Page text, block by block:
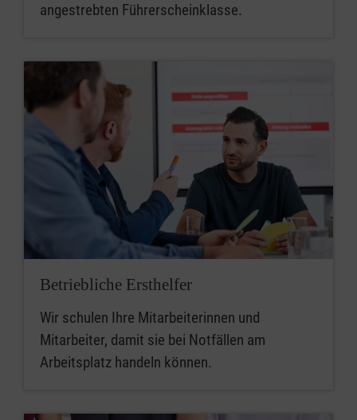
angestrebten Führerscheinklasse.
Betriebliche Ersthelfer
Wir schulen Ihre Mitarbeiterinnen und
Mitarbeiter, damit sie bei Notfällen am
Arbeitsplatz handeln können.